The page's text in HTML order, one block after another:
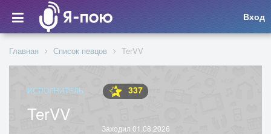
Вход
Главная Список певцов TerVV
ИСПОЛНИТЕЛЬ 337
TerVV
Заходил 01.08.2026